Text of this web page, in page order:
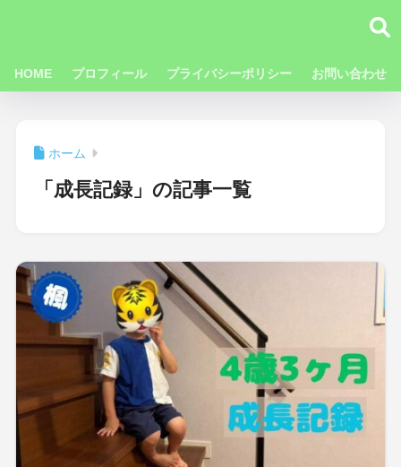
HOME プロフィール プライバシーポリシー お問い合わせ
ホーム
「成長記録」の記事一覧